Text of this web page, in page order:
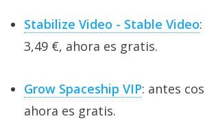
Stabilize Video - Stable Video
3,49 €, ahora es gratis.
Grow Spaceship VIP: antes
ahora es gratis.